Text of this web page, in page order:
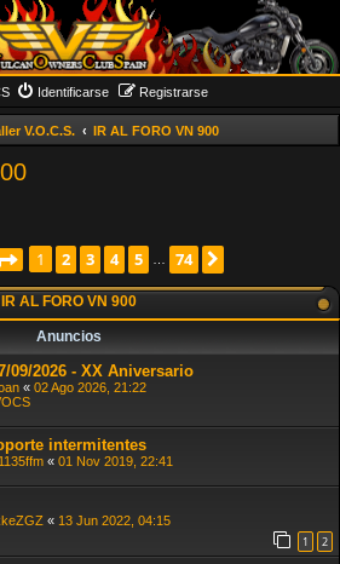
Identificarse Registrarse
V.O.C.S. IR AL FORO VN 900
Página de 74
1 2 3 4 5 74
IR AL FORO VN 900
Anuncios
09/2026 - XX Aniversario
« 02 Ago 2026, 21:22
intermitentes
« 01 Nov 2019, 22:41
« 13 Jun 2022, 04:15
1 2